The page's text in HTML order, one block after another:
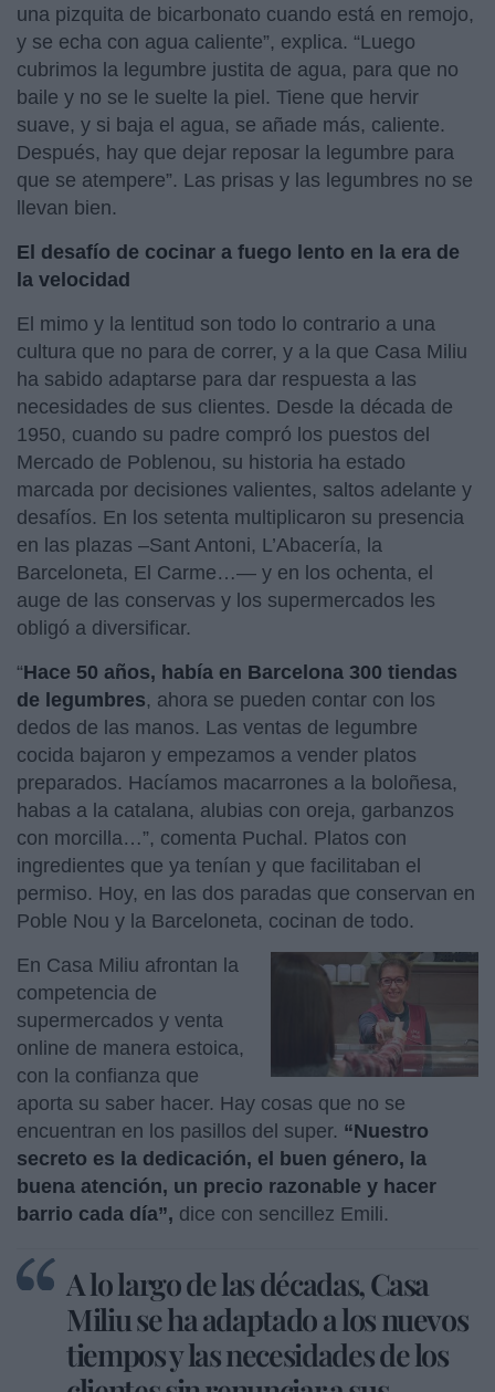
una pizquita de bicarbonato cuando está en remojo,
y se echa con agua caliente”, explica. “Luego
cubrimos la legumbre justita de agua, para que no
baile y no se le suelte la piel. Tiene que hervir
suave, y si baja el agua, se añade más, caliente.
Después, hay que dejar reposar la legumbre para
que se atempere”. Las prisas y las legumbres no se
llevan bien.
El desafío de cocinar a fuego lento en la era de
la velocidad
El mimo y la lentitud son todo lo contrario a una
cultura que no para de correr, y a la que Casa Miliu
ha sabido adaptarse para dar respuesta a las
necesidades de sus clientes. Desde la década de
1950, cuando su padre compró los puestos del
Mercado de Poblenou, su historia ha estado
marcada por decisiones valientes, saltos adelante y
desafíos. En los setenta multiplicaron su presencia
en las plazas –Sant Antoni, L’Abacería, la
Barceloneta, El Carme…— y en los ochenta, el
auge de las conservas y los supermercados les
obligó a diversificar.
“Hace 50 años, había en Barcelona 300 tiendas
de legumbres, ahora se pueden contar con los
dedos de las manos. Las ventas de legumbre
cocida bajaron y empezamos a vender platos
preparados. Hacíamos macarrones a la boloñesa,
habas a la catalana, alubias con oreja, garbanzos
con morcilla…”, comenta Puchal. Platos con
ingredientes que ya tenían y que facilitaban el
permiso. Hoy, en las dos paradas que conservan en
Poble Nou y la Barceloneta, cocinan de todo.
En Casa Miliu afrontan la
competencia de
supermercados y venta
online de manera estoica,
con la confianza que
aporta su saber hacer. Hay cosas que no se
encuentran en los pasillos del super. “Nuestro
secreto es la dedicación, el buen género, la
buena atención, un precio razonable y hacer
barrio cada día”, dice con sencillez Emili.
A lo largo de las décadas, Casa
Miliu se ha adaptado a los nuevos
tiempos y las necesidades de los